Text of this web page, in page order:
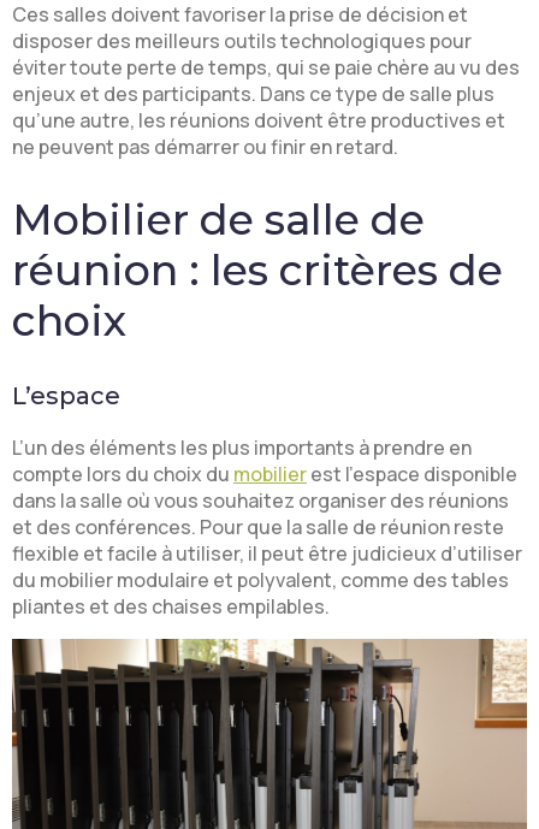
Ces salles doivent favoriser la prise de décision et
disposer des meilleurs outils technologiques pour
éviter toute perte de temps, qui se paie chère au vu des
enjeux et des participants. Dans ce type de salle plus
qu’une autre, les réunions doivent être productives et
ne peuvent pas démarrer ou finir en retard.
Mobilier de salle de
réunion : les critères de
choix
L’espace
L’un des éléments les plus importants à prendre en
compte lors du choix du mobilierest l’espace disponible
dans la salle où vous souhaitez organiser des réunions
et des conférences. Pour que la salle de réunion reste
flexible et facile à utiliser, il peut être judicieux d’utiliser
du mobilier modulaire et polyvalent, comme des tables
pliantes et des chaises empilables.